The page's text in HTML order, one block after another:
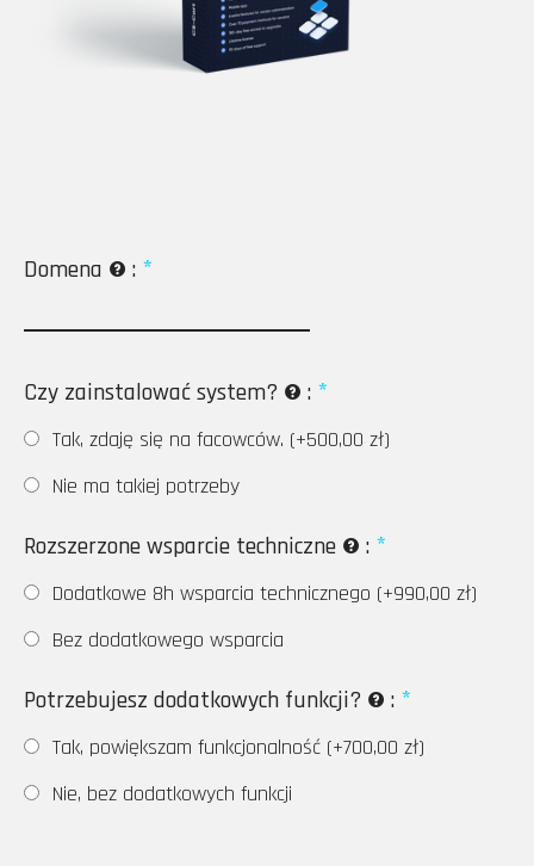
Domena :
Czy zainstalować system? :
Tak, zdaję się na facowców. (+500,00 zł)
Nie ma takiej potrzeby
Rozszerzone wsparcie techniczne :
Dodatkowe 8h wsparcia technicznego (+990,00 zł)
Bez dodatkowego wsparcia
Potrzebujesz dodatkowych funkcji? :
Tak, powiększam funkcjonalność (+700,00 zł)
Nie, bez dodatkowych funkcji